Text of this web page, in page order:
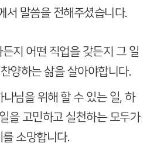
서 말씀을 전해주셨습니다.
지 어떤 직업을 갖든지 그 일
양하는 삶을 살아야합니다.
님을 위해 할 수 있는 일, 하
을 고민하고 실천하는 모두가
를 소망합니다.